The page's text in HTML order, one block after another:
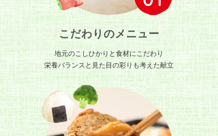
こだわりのメニュー
地元のこしひかりと食材にこだわり
栄養バランスと見た目の彩りも考えた献立